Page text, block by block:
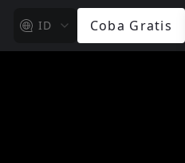
ID Coba Gratis